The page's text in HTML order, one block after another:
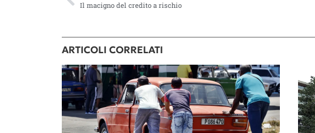
Il macigno del credito a rischio
ARTICOLI CORRELATI